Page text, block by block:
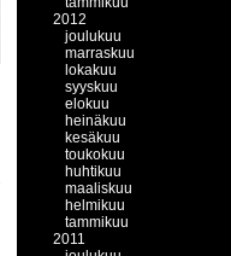
2012
joulukuu
marraskuu
lokakuu
syyskuu
elokuu
heinäkuu
kesäkuu
toukokuu
huhtikuu
maaliskuu
helmikuu
tammikuu
2011